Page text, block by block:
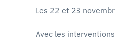
Les 22 et 23
Avec les